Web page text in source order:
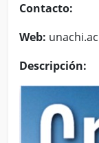
Contacto:
Web:
Descripción: